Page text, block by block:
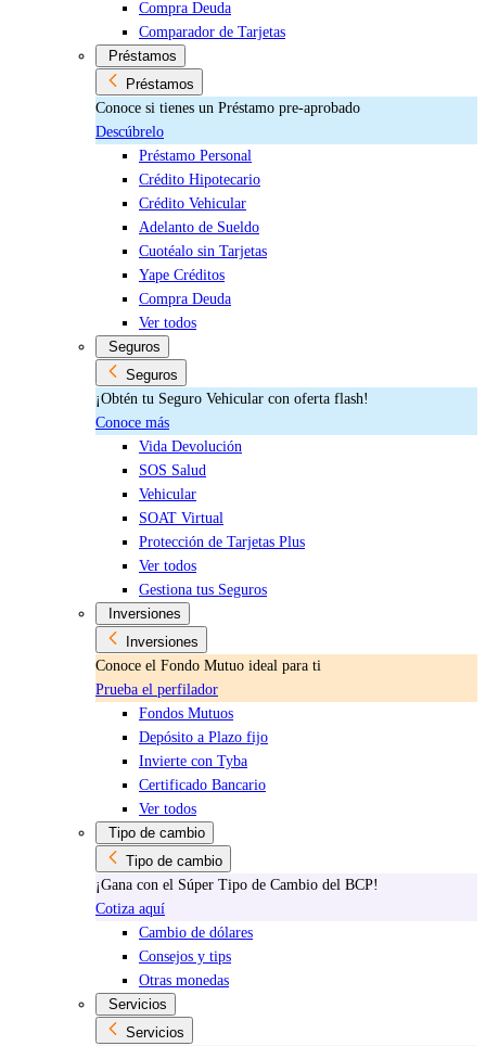
Compra Deuda
Comparador de Tarjetas
Préstamos
Préstamos
Conoce si tienes un Préstamo pre-aprobado
Descúbrelo
Préstamo Personal
Crédito Hipotecario
Crédito Vehicular
Adelanto de Sueldo
Cuotéalo sin Tarjetas
Yape Créditos
Compra Deuda
Ver todos
Seguros
Seguros
¡Obtén tu Seguro Vehicular con oferta flash!
Conoce más
Vida Devolución
SOS Salud
Vehicular
SOAT Virtual
Protección de Tarjetas Plus
Ver todos
Gestiona tus Seguros
Inversiones
Inversiones
Conoce el Fondo Mutuo ideal para ti
Prueba el perfilador
Fondos Mutuos
Depósito a Plazo fijo
Invierte con Tyba
Certificado Bancario
Ver todos
Tipo de cambio
Tipo de cambio
¡Gana con el Súper Tipo de Cambio del BCP!
Cotiza aquí
Cambio de dólares
Consejos y tips
Otras monedas
Servicios
Servicios